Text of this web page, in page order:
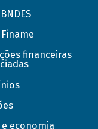
Finame
financeiras
e economia